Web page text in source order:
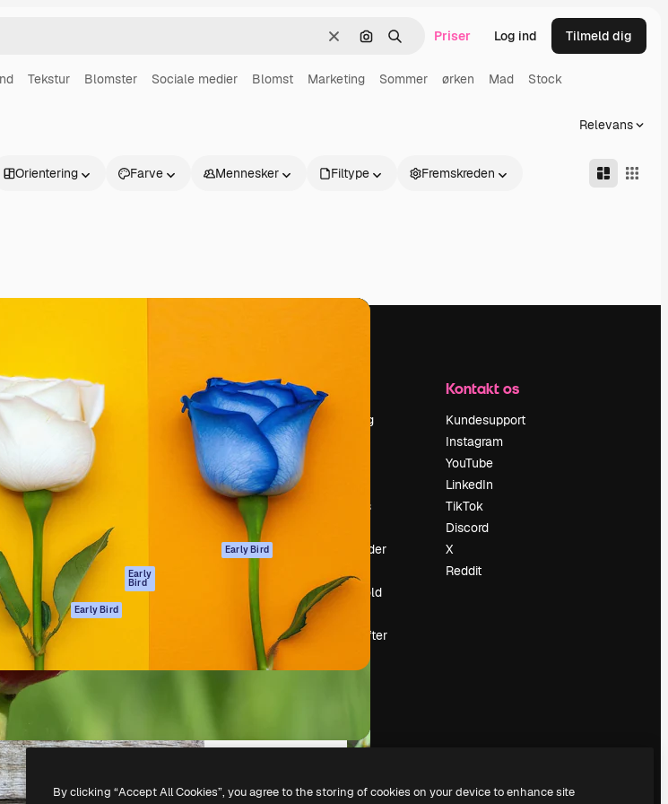
Klar Søg efter billede
Søge Priser Log ind Tilmeld dig
Tekstur Blomster Sociale medier Blomst Marketing Sommer ørken Mad Stock
Relevans
Orientering Farve Mennesker Filtype Fremskreden
Produkter
Spaces
AI-assistent
AI-billedgenerator
AI-videogenerator
AI-
stemmegenerator
Stockindhold
MCP til
Claude/ChatGPT
Early
Bird
Agenter Early Bird
API
Mobilapp
Alle Magnific
Kom godt i
gang
Academy
Dokumentation
Support
Vilkår for brug
Privatlivspolitik
Early Bird
Firma
Prissætning
Om os
Søgetrends
Begivenheder
Sælg indhold
Presserum
Leder du efter
Kontakt os
Kundesupport
Instagram
YouTube
LinkedIn
TikTok
Discord
X
Reddit
Alle rettigheder forbeholdes.
By clicking “Accept All Cookies”, you agree to the storing of cookies on your device to enhance site